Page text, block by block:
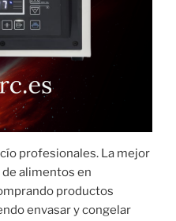
profesionales. La mejor
alimentos en
productos
envasar y congelar